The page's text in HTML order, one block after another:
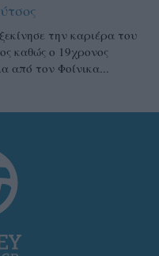
την καριέρα του
καθώς ο 19χρονος
από τον Φοίνικα...